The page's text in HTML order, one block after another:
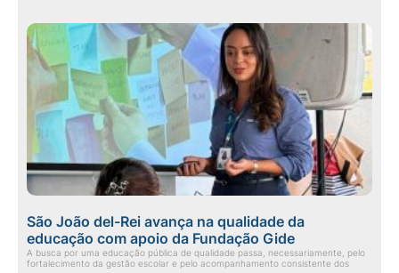
São João del-Rei avança na qualidade da
educação com apoio da Fundação Gide
A busca por uma educação pública de qualidade passa, necessariamente, pelo
fortalecimento da gestão escolar e pelo acompanhamento consistente dos